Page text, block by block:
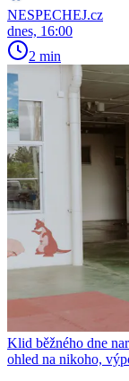
NESPECHEJ.cz
dnes, 16:00
2 min
Klid běžného dne
ohled na nikoho,